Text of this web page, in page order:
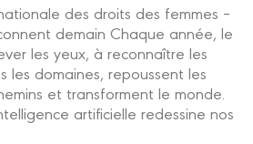
des droits des femmes –
demain Chaque année, le
les yeux, à reconnaître les
les domaines, repoussent les
et transforment le monde.
artificielle redessine nos